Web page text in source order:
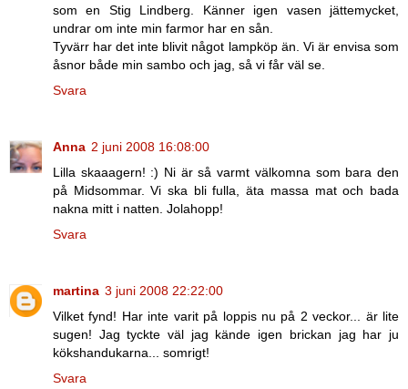
som en Stig Lindberg. Känner igen vasen jättemycket,
undrar om inte min farmor har en sån.
Tyvärr har det inte blivit något lampköp än. Vi är envisa som
åsnor både min sambo och jag, så vi får väl se.
Svara
Anna 2 juni 2008 16:08:00
Lilla skaaagern! :) Ni är så varmt välkomna som bara den
på Midsommar. Vi ska bli fulla, äta massa mat och bada
nakna mitt i natten. Jolahopp!
Svara
martina 3 juni 2008 22:22:00
Vilket fynd! Har inte varit på loppis nu på 2 veckor... är lite
sugen! Jag tyckte väl jag kände igen brickan jag har ju
kökshandukarna... somrigt!
Svara